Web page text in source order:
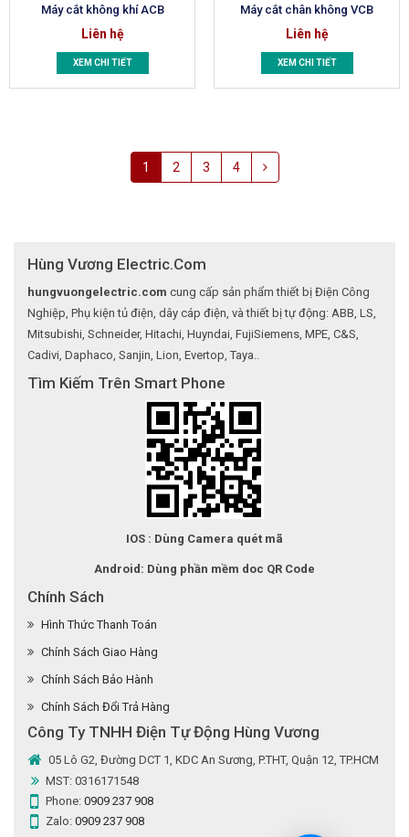
Máy cắt không khí ACB
Liên hệ
XEM CHI TIẾT
Máy cắt chân không VCB
Liên hệ
XEM CHI TIẾT
1 2 3 4
Hùng Vương Electric.Com
hungvuongelectric.com cung cấp sản phẩm thiết bị Điện Công
Nghiệp, Phụ kiện tủ điện, dây cáp điện, và thiết bị tự động: ABB, LS,
Mitsubishi, Schneider, Hitachi, Huyndai, FujiSiemens, MPE, C&S,
Cadivi, Daphaco, Sanjin, Lion, Evertop, Taya..
Tìm Kiếm Trên Smart Phone
IOS : Dùng Camera quét mã
Android: Dùng phần mềm doc QR Code
Chính Sách
Hình Thức Thanh Toán
Chính Sách Giao Hàng
Chính Sách Bảo Hành
Chính Sách Đổi Trả Hàng
Công Ty TNHH Điện Tự Động Hùng Vương
05 Lô G2, Đường DCT 1, KDC An Sương, P.THT, Quận 12, TP.HCM
MST: 0316171548
Phone: 0909 237 908
Zalo: 0909 237 908